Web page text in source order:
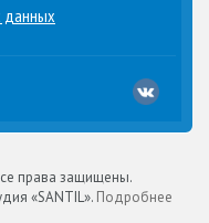
данных
права защищены.
«SANTIL». Подробнее